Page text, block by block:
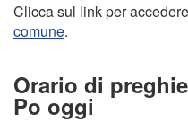
Clicca sul link per accedere
comune.
Orario di
Po oggi